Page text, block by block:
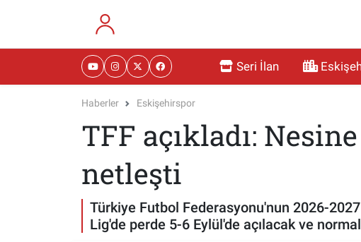
Seri İlan
Haberler Eskişehirspor
TFF açıkladı:
netleşti
Türkiye Futbol Federasyonu'nun 2026-
Lig'de perde 5-6 Eylül'de açılacak ve
RESMİ İLANLAR
MAGAZİN
Eskişehir Nöbetçi Eczaneler
Eskişehir Namaz Vakitleri
Eskişehir Trafik Yoğunluk Haritası
Süper Lig Puan Durumu ve Fikstür
Tüm Manşetler